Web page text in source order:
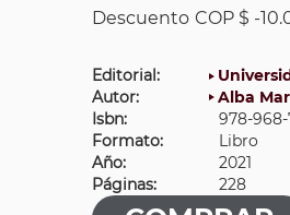
Descuento COP $ -
Editorial:
Autor:
Alba
Isbn:
978-968-
Formato:
Libro
Año:
2021
Páginas:
228